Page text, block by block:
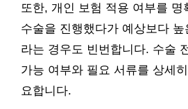
또한, 개인 보험 적용 여부를 명
수술을 진행했다가 예상보다
라는 경우도 빈번합니다. 수술
가능 여부와 필요 서류를 상세
요합니다.